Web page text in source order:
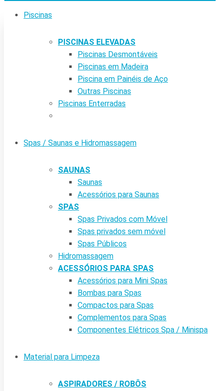
Piscinas
PISCINAS ELEVADAS
Piscinas Desmontáveis
Piscinas em Madeira
Piscina em Painéis de Aço
Outras Piscinas
Piscinas Enterradas
Spas / Saunas e Hidromassagem
SAUNAS
Saunas
Acessórios para Saunas
SPAS
Spas Privados com Móvel
Spas privados sem móvel
Spas Públicos
Hidromassagem
ACESSÓRIOS PARA SPAS
Acessórios para Mini Spas
Bombas para Spas
Compactos para Spas
Complementos para Spas
Componentes Elétricos Spa / Minispa
Material para Limpeza
ASPIRADORES / ROBÔS